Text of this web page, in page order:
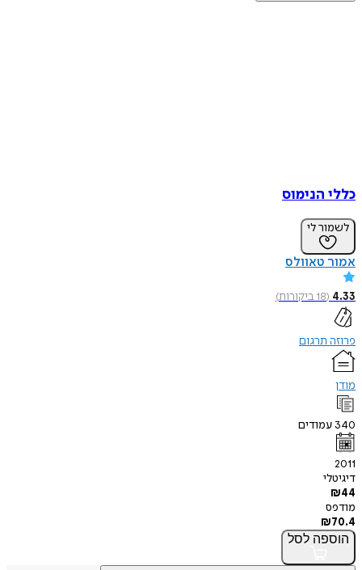
כללי הנימוס
לשמור לי
אמור טאוולס
4.33
(
18ביקורות)
פרוזה תרגום
מודן
340 עמודים
2011
דיגיטלי
₪44
מודפס
₪70.4
הוספה לסל